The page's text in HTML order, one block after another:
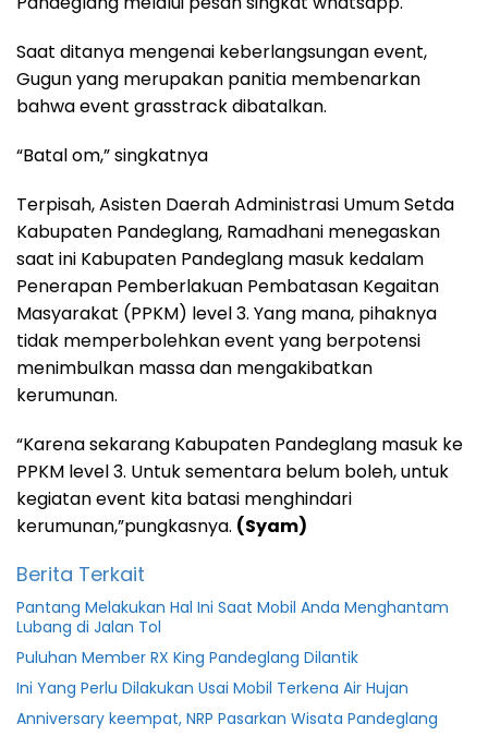
Saat ditanya mengenai keberlangsungan event,
Gugun yang merupakan panitia membenarkan
bahwa event grasstrack dibatalkan.
“Batal om,” singkatnya
Terpisah, Asisten Daerah Administrasi Umum Setda
Kabupaten Pandeglang, Ramadhani menegaskan
saat ini Kabupaten Pandeglang masuk kedalam
Penerapan Pemberlakuan Pembatasan Kegaitan
Masyarakat (PPKM) level 3. Yang mana, pihaknya
tidak memperbolehkan event yang berpotensi
menimbulkan massa dan mengakibatkan
kerumunan.
“Karena sekarang Kabupaten Pandeglang masuk ke
PPKM level 3. Untuk sementara belum boleh, untuk
kegiatan event kita batasi menghindari
kerumunan,”pungkasnya. (Syam)
Berita Terkait
Pantang Melakukan Hal Ini Saat Mobil Anda Menghantam
Lubang di Jalan Tol
Puluhan Member RX King Pandeglang Dilantik
Ini Yang Perlu Dilakukan Usai Mobil Terkena Air Hujan
Anniversary keempat, NRP Pasarkan Wisata Pandeglang